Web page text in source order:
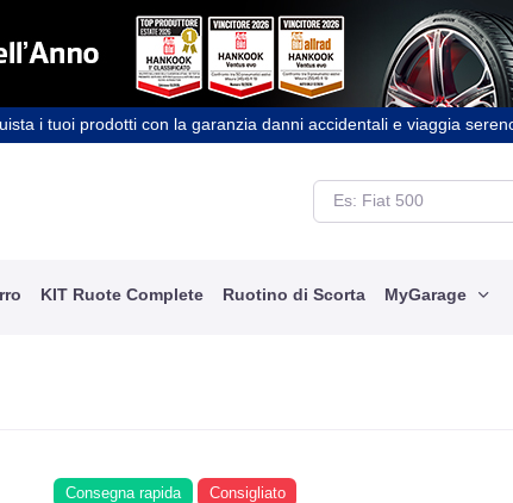
i tuoi prodotti con la garanzia danni accidentali e viaggia
KIT Ruote Complete Ruotino di Scorta MyGarage
Consegna rapida Consigliato